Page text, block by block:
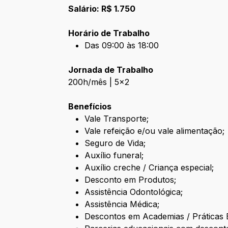
Salário: R$ 1.750
Horário de Trabalho
Das 09:00 às 18:00
Jornada de Trabalho
200h/mês | 5x2
Benefícios
Vale Transporte;
Vale refeição e/ou vale alimentação;
Seguro de Vida;
Auxílio funeral;
Auxílio creche / Criança especial;
Desconto em Produtos;
Assistência Odontológica;
Assistência Médica;
Descontos em Academias / Práticas